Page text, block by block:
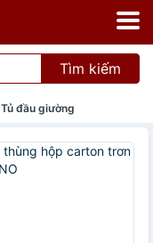
Tìm kiếm
Tủ đầu giường